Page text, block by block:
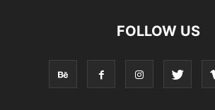
FOLLOW US